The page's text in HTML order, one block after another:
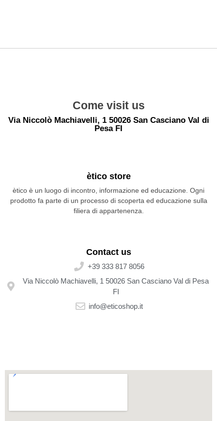
Come visit us
Via Niccolò Machiavelli, 1 50026 San Casciano Val di
Pesa FI
ètico store
ètico è un luogo di incontro, informazione ed educazione. Ogni
prodotto fa parte di un processo di scoperta ed educazione sulla
filiera di appartenenza.
Contact us
+39 333 817 8056
Via Niccolò Machiavelli, 1 50026 San Casciano Val di Pesa
FI
info@eticoshop.it